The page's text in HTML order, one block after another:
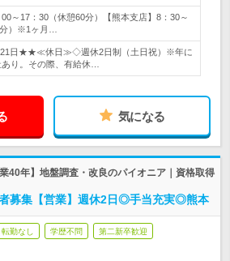
00～17：30（休憩60分）【熊本支店】8：30～
）※1ヶ月…
日★★≪休日≫◇週休2日制（土日祝）※年に
り。その際、有給休…
気になる
40年】地盤調査・改良のパイオニア｜資格取得
募集【営業】週休2日◎手当充実◎熊本
転勤なし 学歴不問 第二新卒歓迎